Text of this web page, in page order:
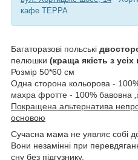
кафе ТЕРРА
Багаторазові польські
пелюшки (краща якість з усіх
Розмір 50*60 см
Одна сторона кольорова -
махра фротте - 100% бавовна
Покращена альтернатива
основою
Сучасна мама не уявляє собі
Вони незамінні при
сну без підгузнику.